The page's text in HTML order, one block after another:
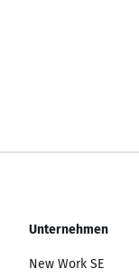
Unternehmen
New Work SE